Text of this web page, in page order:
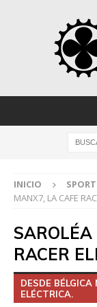
INICIO
MANX7, LA CAFE
RACER
DESDE
ELÉCTRICA.